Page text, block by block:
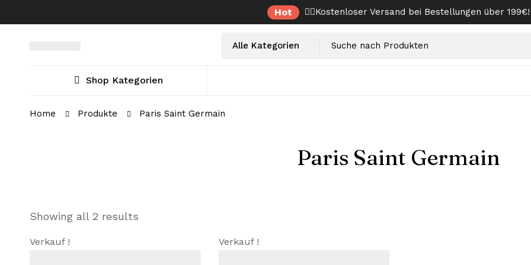
Hot ✌🏼Kostenloser Versand bei Bestellungen über 199€!
Shop Kategorien
Home Produkte Paris Saint Germain
Paris Saint Germain
Showing all 2 results
Verkauf ! Verkauf !